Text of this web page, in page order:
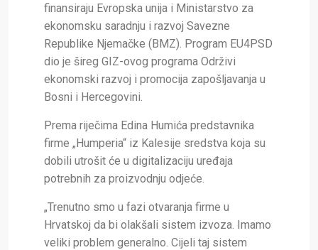
finansiraju Evropska unija i Ministarstvo za
ekonomsku saradnju i razvoj Savezne
Republike Njemačke (BMZ). Program EU4PSD
dio je šireg GIZ-ovog programa Održivi
ekonomski razvoj i promocija zapošljavanja u
Bosni i Hercegovini.
Prema riječima Edina Humića predstavnika
firme „Humperia“ iz Kalesije sredstva koja su
dobili utrošit će u digitalizaciju uređaja
potrebnih za proizvodnju odjeće.
„Trenutno smo u fazi otvaranja firme u
Hrvatskoj da bi olakšali sistem izvoza. Imamo
veliki problem generalno. Cijeli taj sistem